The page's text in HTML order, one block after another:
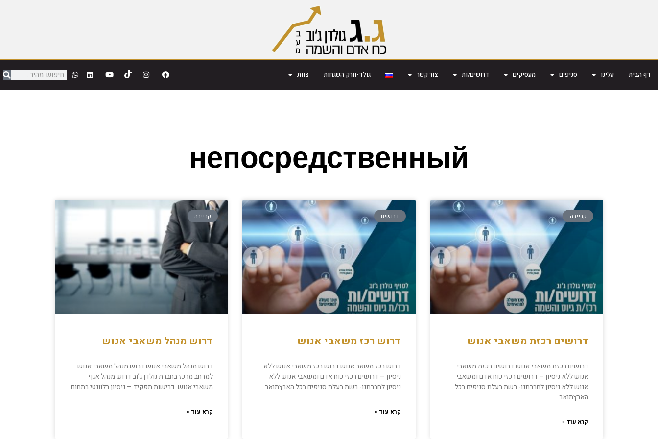
דף הבית עלינו סניפים מעסיקים דרושים/ות צור קשר גולד-וורק השגחות צוות
непосредственный
קריירה
דרושים רכזת משאבי אנוש
דרושים רכזת משאבי אנוש דרושים רכזת משאבי
אנוש ללא ניסיון – דרושים רכזי כוח אדם ומשאבי
אנוש ללא ניסיון לחברתנו- רשת בעלת סניפים בכל
הארץתואר
קרא עוד »
דרושים
דרוש רכז משאבי אנוש
דרוש רכז משאב אנוש דרוש רכז משאבי אנוש ללא
ניסיון – דרושים רכזי כוח אדם ומשאבי אנוש ללא
ניסיון לחברתנו- רשת בעלת סניפים בכל הארץתואר
קרא עוד »
קריירה
דרוש מנהל משאבי אנוש
דרוש מנהל משאבי אנוש דרוש מנהל משאבי אנוש –
למרחב מרכז בחברת גולדן ג’וב דרוש מנהל אגף
משאבי אנוש. דרישות תפקיד – ניסיון רלוונטי בתחום
קרא עוד »